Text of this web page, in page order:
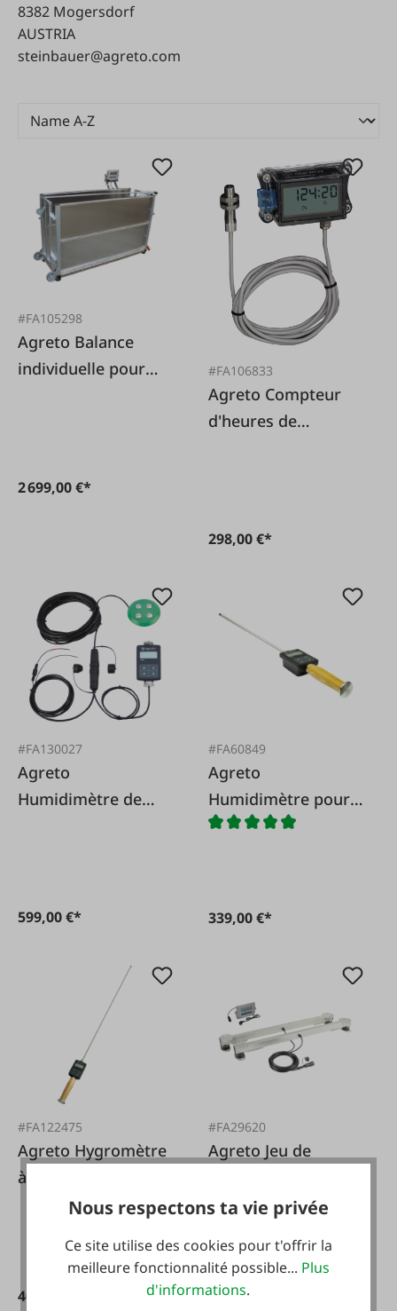
8382 Mogersdorf
AUSTRIA
steinbauer@agreto.com
#FA105298
Agreto Balance
individuelle pour
2 699,00 €*
#FA106833
Agreto Compteur
d'heures de
298,00 €*
#FA130027
Agreto
Humidimètre de
599,00 €*
#FA60849
Agreto
Humidimètre pour
foin et paille
339,00 €*
#FA122475
Agreto Hygromètre
à foin et à paille
AGRETO HFM II 100
409,00 €*
#FA29620
Agreto Jeu de
Agreto
1 459,00 €*
Nous respectons ta vie privée
Ce site utilise des cookies pour t'offrir la
meilleure fonctionnalité possible... Plus
d'informations.